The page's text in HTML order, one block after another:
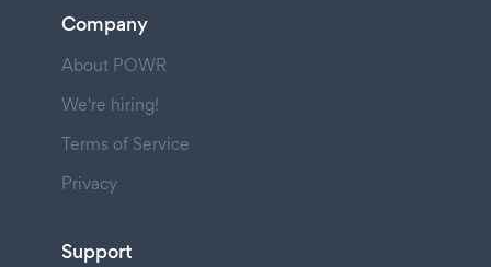
Company
About POWR
We're hiring!
Terms of Service
Privacy
Support